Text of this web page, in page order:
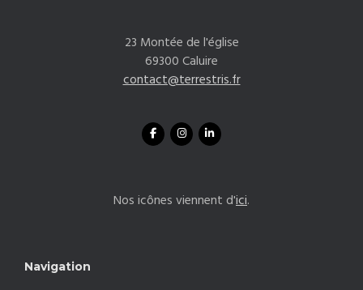
23 Montée de l'église
69300 Caluire
contact@terrestris.fr
Nos icônes viennent d'ici.
Navigation